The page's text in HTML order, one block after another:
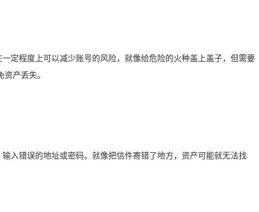
定程度上可以减少账号的风险，就像给危险的火种盖上盖子，但需要
产丢失。
入错误的地址或密码，就像把信件寄错了地方，资产可能就无法找